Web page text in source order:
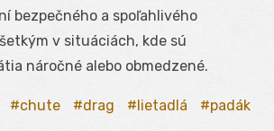
bezpečného a spoľahlivého
v situáciách, kde sú
náročné alebo obmedzené.
chute drag lietadlá padák